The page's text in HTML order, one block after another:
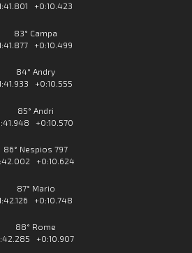
+0:10.423
83° Campa
+0:10.499
84° Andry
+0:10.555
85° Andri
+0:10.570
86° Nespios 797
+0:10.624
87° Mario
+0:10.748
88° Rome
+0:10.907